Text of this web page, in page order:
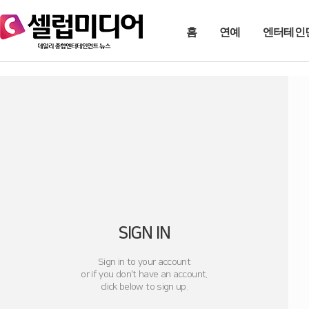
홈 연예 엔터테인
SIGN IN
Sign in to your account
or if you don't have an account.
click below to sign up.